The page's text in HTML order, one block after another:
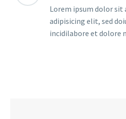
Lorem ipsum dolor
adipisicing elit, sed
incidilabore et dolore